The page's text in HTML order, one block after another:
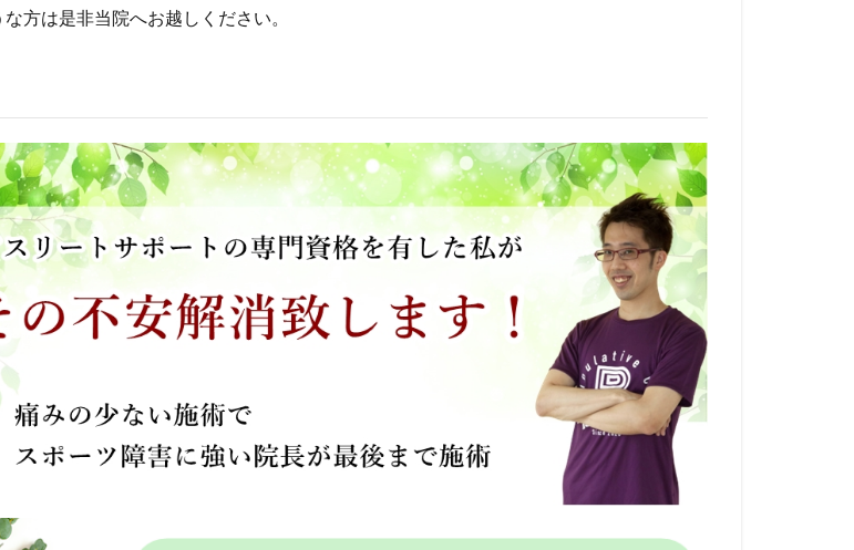
な方は是非当院へお越しください。